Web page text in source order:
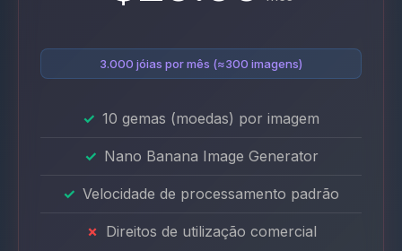
3.000 jóias por mês (≈300 imagens)
10 gemas (moedas) por imagem
Nano Banana Image Generator
Velocidade de processamento padrão
Direitos de utilização comercial